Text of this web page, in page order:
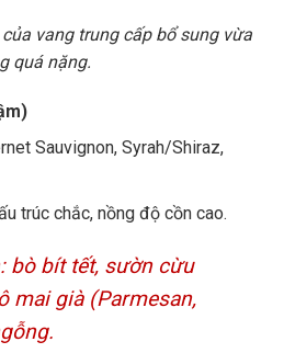
vang trung cấp bổ sung vừa
quá nặng.
Sauvignon, Syrah/Shiraz,
trúc chắc, nồng độ cồn cao.
bò bít tết, sườn cừu
mai già (Parmesan,